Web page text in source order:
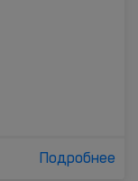
Подробнее